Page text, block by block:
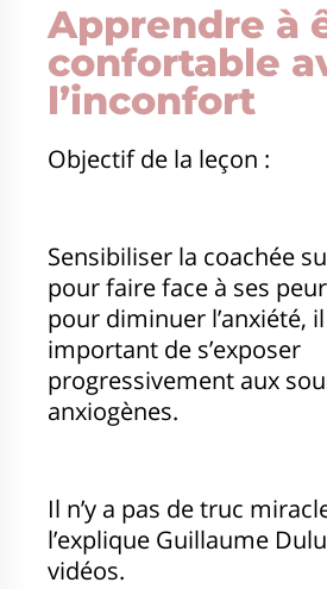
Apprendre à
confortable
l’inconfort
Objectif de la leçon :
Sensibiliser la coachée
pour faire face à ses
pour diminuer l’anxiété,
important de s’exposer
progressivement aux
anxiogènes.
Il n’y a pas de truc
l’explique Guillaume
vidéos.